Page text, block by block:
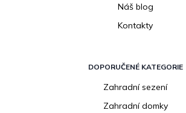
Náš blog
Kontakty
DOPORUČENÉ KATEGORIE
Zahradní sezení
Zahradní domky